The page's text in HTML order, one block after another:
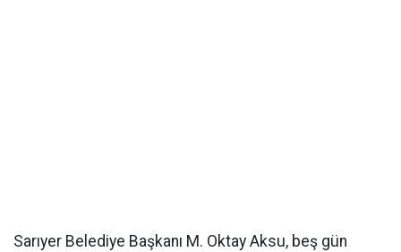
Sarıyer Belediye Başkanı M. Oktay Aksu, beş gün